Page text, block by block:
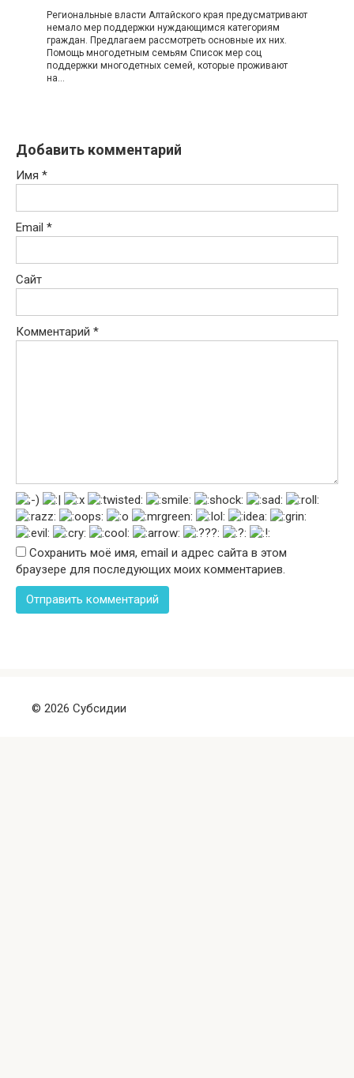
Региональные власти Алтайского края предусматривают
немало мер поддержки нуждающимся категориям
граждан. Предлагаем рассмотреть основные их них.
Помощь многодетным семьям Список мер соц
поддержки многодетных семей, которые проживают
на…
Добавить комментарий
Имя *
Email *
Сайт
Комментарий *
Сохранить моё имя, email и адрес сайта в этом
браузере для последующих моих комментариев.
© 2026 Субсидии